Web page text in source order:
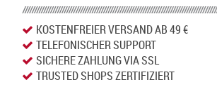
KOSTENFREIER VERSAND AB 49 €
TELEFONISCHER SUPPORT
SICHERE ZAHLUNG VIA SSL
TRUSTED SHOPS ZERTIFIZIERT